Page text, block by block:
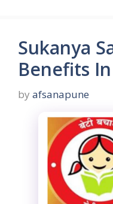
Sukanya
Benefits
by afsanapune